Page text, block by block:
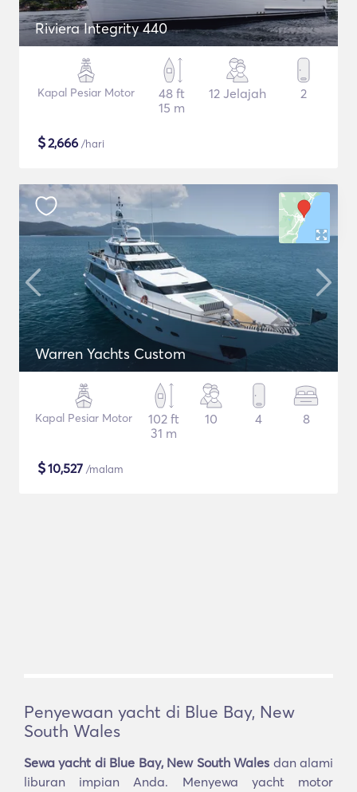
Riviera Integrity 440
Kapal Pesiar Motor
48 ft
15 m
12 Jelajah 2
$2,666 /hari
Warren Yachts Custom
Kapal Pesiar Motor
102 ft
31 m
10 4 8
$10,527 /malam
Penyewaan yacht di Blue Bay, New
South Wales
Sewa yacht di Blue Bay, New South Wales dan alami
liburan impian Anda. Menyewa yacht motor